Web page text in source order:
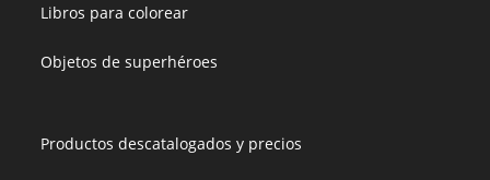
Libros para colorear
Objetos de superhéroes
Productos descatalogados y precios